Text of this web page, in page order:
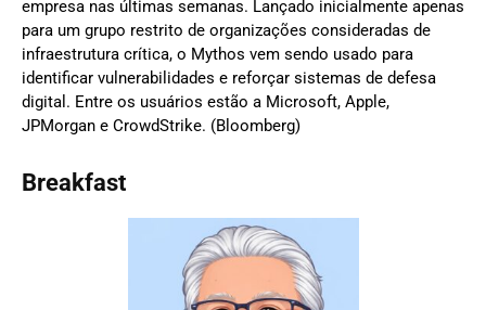
empresa nas últimas semanas. Lançado inicialmente apenas
para um grupo restrito de organizações consideradas de
infraestrutura crítica, o Mythos vem sendo usado para
identificar vulnerabilidades e reforçar sistemas de defesa
digital. Entre os usuários estão a Microsoft, Apple,
JPMorgan e CrowdStrike. (Bloomberg)
Breakfast